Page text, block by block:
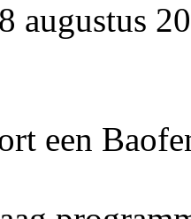
8 augustus
een